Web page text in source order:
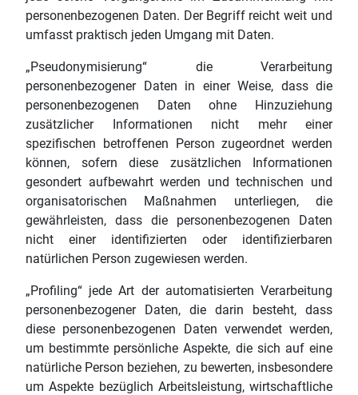
personenbezogenen Daten. Der Begriff reicht weit und
umfasst praktisch jeden Umgang mit Daten.
„Pseudonymisierung“ die Verarbeitung
personenbezogener Daten in einer Weise, dass die
personenbezogenen Daten ohne Hinzuziehung
zusätzlicher Informationen nicht mehr einer
spezifischen betroffenen Person zugeordnet werden
können, sofern diese zusätzlichen Informationen
gesondert aufbewahrt werden und technischen und
organisatorischen Maßnahmen unterliegen, die
gewährleisten, dass die personenbezogenen Daten
nicht einer identifizierten oder identifizierbaren
natürlichen Person zugewiesen werden.
„Profiling“ jede Art der automatisierten Verarbeitung
personenbezogener Daten, die darin besteht, dass
diese personenbezogenen Daten verwendet werden,
um bestimmte persönliche Aspekte, die sich auf eine
natürliche Person beziehen, zu bewerten, insbesondere
um Aspekte bezüglich Arbeitsleistung, wirtschaftliche